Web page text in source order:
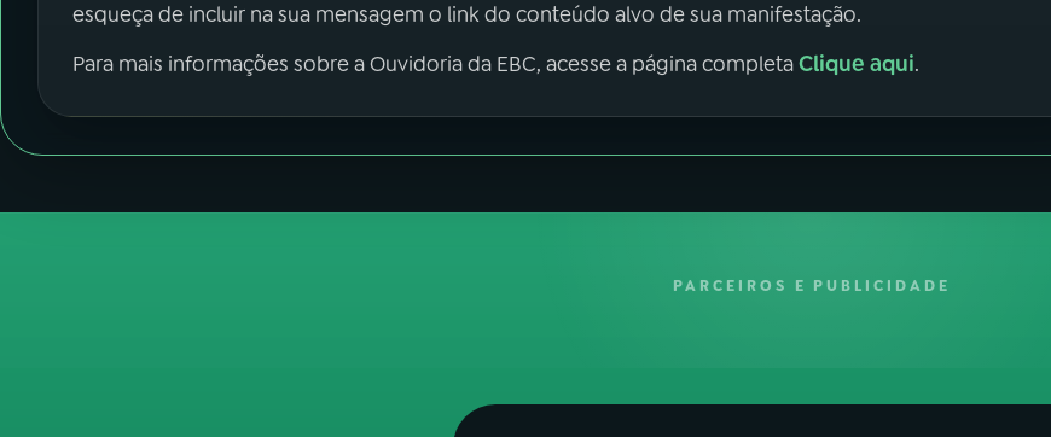
esqueça de incluir na sua mensagem o link do conteúdo alvo de sua manifestação.
Para mais informações sobre a Ouvidoria da EBC, acesse a página completaClique aqui.
PARCEIROS E PUBLICIDADE